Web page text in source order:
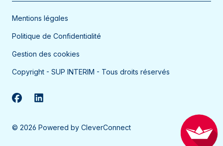
© 2026 Powered by CleverConnect
Mentions légales
Politique de Confidentialité
Gestion des cookies
Copyright - SUP INTERIM - Tous droits réservés